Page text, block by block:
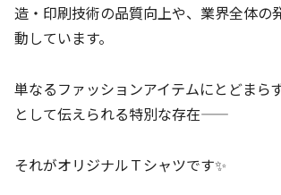
造・印刷技術の品質向上や、業界全体の
動しています。
単なるファッションアイテムにとどまら
として伝えられる特別な存在——
それがオリジナルＴシャツです✨